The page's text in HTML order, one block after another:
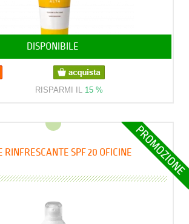
DISPONIBILE
RISPARMI IL 15 %
RINFRESCANTE SPF 20 OFICINE